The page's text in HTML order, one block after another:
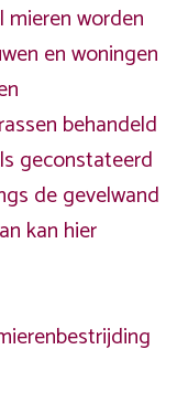
worden
en woningen
behandeld
geconstateerd
de gevelwand
kan hier